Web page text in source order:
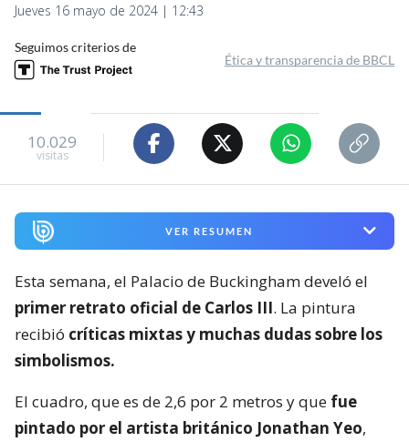
Jueves 16 mayo de 2024 | 12:43
Seguimos criterios de
Ética y transparencia de BBCL
10.029
visitas
VER RESUMEN
Esta semana, el Palacio de Buckingham develó el
primer retrato oficial de Carlos III. La pintura
recibió críticas mixtas y muchas dudas sobre los
simbolismos.
El cuadro, que es de 2,6 por 2 metros y que fue
pintado por el artista británico Jonathan Yeo,